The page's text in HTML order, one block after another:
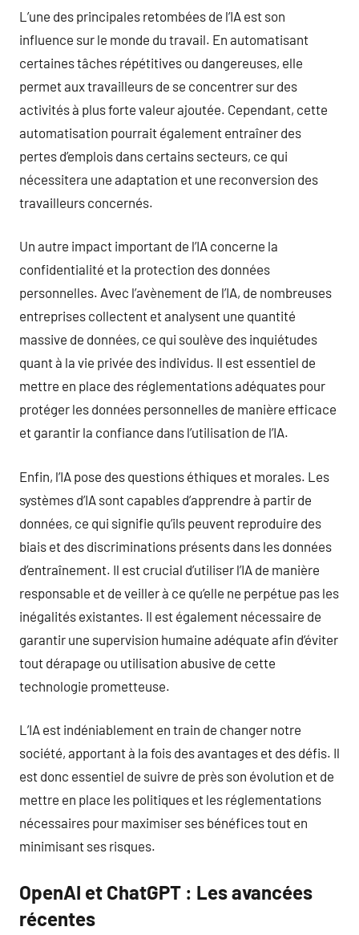
L’une des principales retombées de l’IA est son
influence sur le monde du travail. En automatisant
certaines tâches répétitives ou dangereuses, elle
permet aux travailleurs de se concentrer sur des
activités à plus forte valeur ajoutée. Cependant, cette
automatisation pourrait également entraîner des
pertes d’emplois dans certains secteurs, ce qui
nécessitera une adaptation et une reconversion des
travailleurs concernés.
Un autre impact important de l’IA concerne la
confidentialité et la protection des données
personnelles. Avec l’avènement de l’IA, de nombreuses
entreprises collectent et analysent une quantité
massive de données, ce qui soulève des inquiétudes
quant à la vie privée des individus. Il est essentiel de
mettre en place des réglementations adéquates pour
protéger les données personnelles de manière efficace
et garantir la confiance dans l’utilisation de l’IA.
Enfin, l’IA pose des questions éthiques et morales. Les
systèmes d’IA sont capables d’apprendre à partir de
données, ce qui signifie qu’ils peuvent reproduire des
biais et des discriminations présents dans les données
d’entraînement. Il est crucial d’utiliser l’IA de manière
responsable et de veiller à ce qu’elle ne perpétue pas les
inégalités existantes. Il est également nécessaire de
garantir une supervision humaine adéquate afin d’éviter
tout dérapage ou utilisation abusive de cette
technologie prometteuse.
L’IA est indéniablement en train de changer notre
société, apportant à la fois des avantages et des défis. Il
est donc essentiel de suivre de près son évolution et de
mettre en place les politiques et les réglementations
nécessaires pour maximiser ses bénéfices tout en
minimisant ses risques.
OpenAI et ChatGPT : Les avancées
récentes